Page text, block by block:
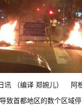
讯 （编译 郑婉儿） 阿
致首都地区的数个区域停